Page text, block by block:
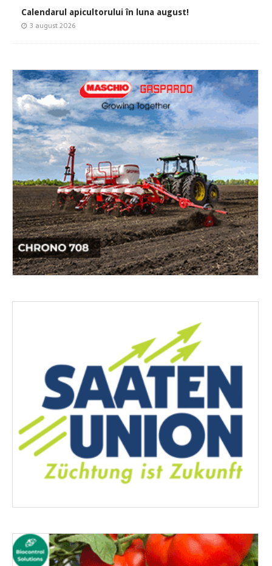
Calendarul apicultorului în luna august!
3 august 2026